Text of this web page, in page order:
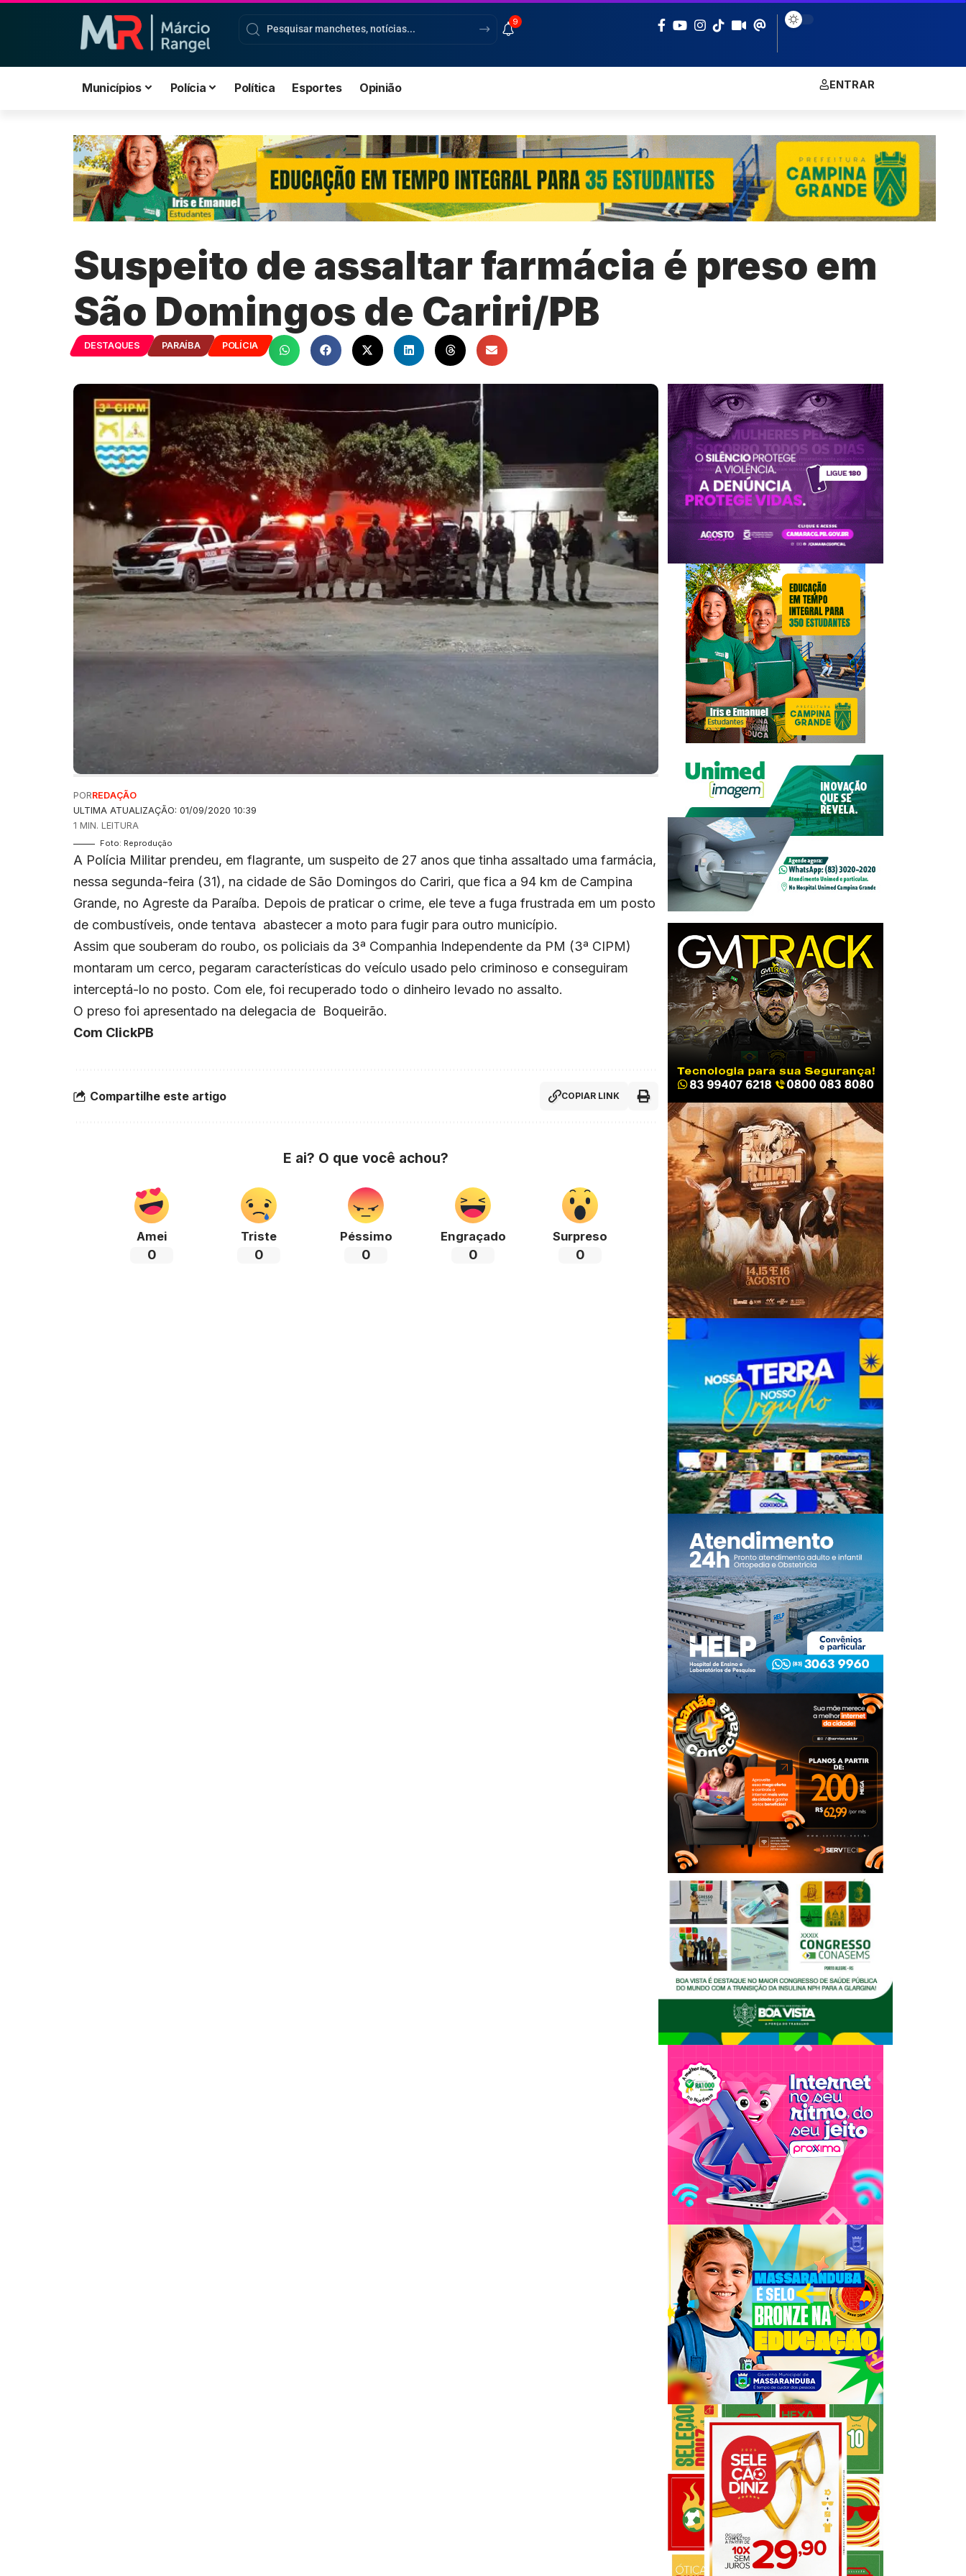
9
Municípios Polícia Política Esportes Opinião ENTRAR
Suspeito de assaltar farmácia é preso em
São Domingos de Cariri/PB
DESTAQUES PARAÍBA POLÍCIA
ULTIMA ATUALIZAÇÃO: 01/09/2020 10:39
PORREDAÇÃO
1 MIN. LEITURA
Foto: Reprodução
A Polícia Militar prendeu, em flagrante, um suspeito de 27 anos que tinha assaltado uma farmácia,
nessa segunda-feira (31), na cidade de São Domingos do Cariri, que fica a 94 km de Campina
Grande, no Agreste da Paraíba. Depois de praticar o crime, ele teve a fuga frustrada em um posto
de combustíveis, onde tentava abastecer a moto para fugir para outro município.
Assim que souberam do roubo, os policiais da 3ª Companhia Independente da PM (3ª CIPM)
montaram um cerco, pegaram características do veículo usado pelo criminoso e conseguiram
interceptá-lo no posto. Com ele, foi recuperado todo o dinheiro levado no assalto.
O preso foi apresentado na delegacia de Boqueirão.
Com ClickPB
Compartilhe este artigo COPIAR LINK
E ai? O que você achou?
Amei
0
Triste
0
Péssimo
0
Engraçado
0
Surpreso
0